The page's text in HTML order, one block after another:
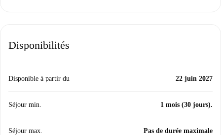
Disponibilités
Disponible à partir du 22 juin 2027
Séjour min. 1 mois (30 jours).
Séjour max. Pas de durée maximale